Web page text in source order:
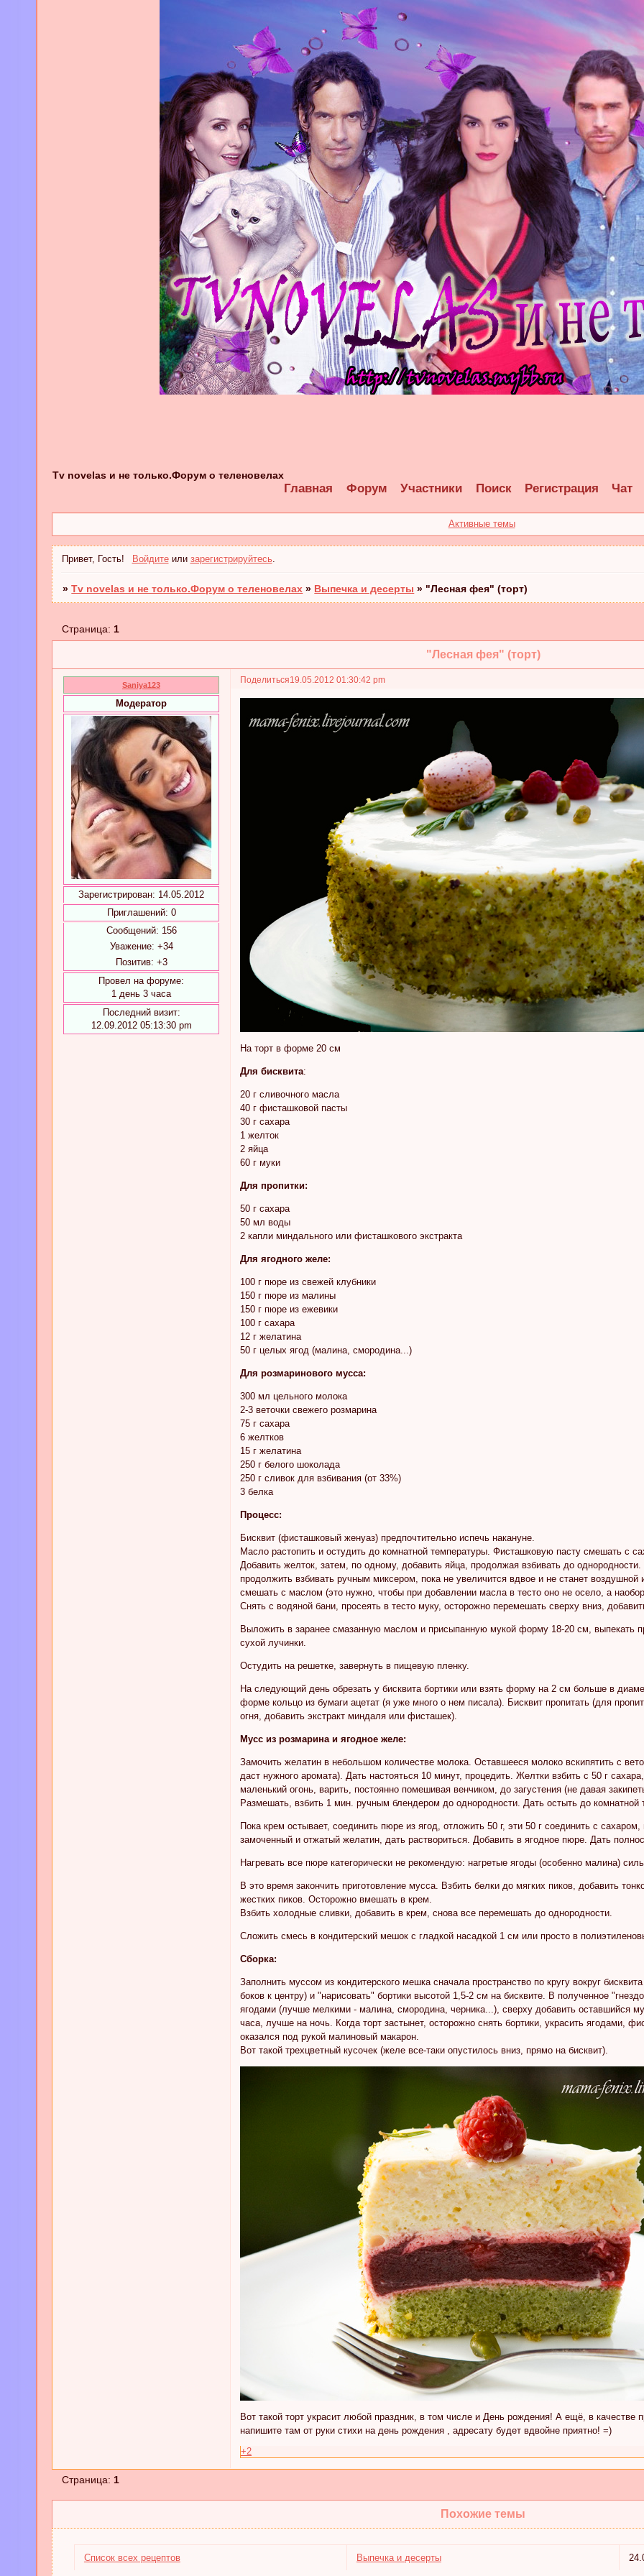
Tv novelas и не только.Форум о теленовелах
Главная Форум Участники Поиск Регистрация Чат
Активные темы
Привет, Гость! Войдитеили зарегистрируйтесь.
»Tv novelas и не только.Форум о теленовелах » Выпечка и десерты » "Лесная фея" (торт)
"Лесная фея" (торт)
Страница:1
Поделиться19.05.2012 01:30:42 pm
Saniya123
Модератор
Зарегистрирован: 14.05.2012
Приглашений: 0
Сообщений: 156
Уважение: +34
Позитив: +3
Провел на форуме:
1 день 3 часа
Последний визит:
12.09.2012 05:13:30 pm
На торт в форме 20 см
Для бисквита:
20 г сливочного масла
40 г фисташковой пасты
30 г сахара
1 желток
2 яйца
60 г муки
Для пропитки:
50 г сахара
50 мл воды
2 капли миндального или фисташкового экстракта
Для ягодного желе:
100 г пюре из свежей клубники
150 г пюре из малины
150 г пюре из ежевики
100 г сахара
12 г желатина
50 г целых ягод (малина, смородина...)
Для розмаринового мусса:
300 мл цельного молока
2-3 веточки свежего розмарина
75 г сахара
6 желтков
15 г желатина
250 г белого шоколада
250 г сливок для взбивания (от 33%)
3 белка
Процесс:
Бисквит (фисташковый женуаз) предпочтительно испечь накануне.
Масло растопить и остудить до комнатной температуры. Фисташковую пасту смешать с
Добавить желток, затем, по одному, добавить яйца, продолжая взбивать до
продолжить взбивать ручным миксером, пока не увеличится вдвое и не станет
смешать с маслом (это нужно, чтобы при добавлении масла в тесто оно не осело, а
Снять с водяной бани, просеять в тесто муку, осторожно перемешать сверху вниз,
Выложить в заранее смазанную маслом и присыпанную мукой форму 18-20 см, выпекать
сухой лучинки.
Остудить на решетке, завернуть в пищевую пленку.
На следующий день обрезать у бисквита бортики или взять форму на 2 см больше в
форме кольцо из бумаги ацетат (я уже много о нем писала). Бисквит пропитать (для
огня, добавить экстракт миндаля или фисташек).
Мусс из розмарина и ягодное желе:
Замочить желатин в небольшом количестве молока. Оставшееся молоко вскипятить с
даст нужного аромата). Дать настояться 10 минут, процедить. Желтки взбить с 50 г
маленький огонь, варить, постоянно помешивая венчиком, до загустения (не давая
Размешать, взбить 1 мин. ручным блендером до однородности. Дать остыть до комнатной
Пока крем остывает, соединить пюре из ягод, отложить 50 г, эти 50 г соединить с
замоченный и отжатый желатин, дать раствориться. Добавить в ягодное пюре. Дать
Нагревать все пюре категорически не рекомендую: нагретые ягоды (особенно малина)
В это время закончить приготовление мусса. Взбить белки до мягких пиков, добавить
жестких пиков. Осторожно вмешать в крем.
Взбить холодные сливки, добавить в крем, снова все перемешать до однородности.
Сложить смесь в кондитерский мешок с гладкой насадкой 1 см или просто в
Сборка:
Заполнить муссом из кондитерского мешка сначала пространство по кругу вокруг
боков к центру) и "нарисовать" бортики высотой 1,5-2 см на бисквите. В полученное
ягодами (лучше мелкими - малина, смородина, черника...), сверху добавить оставшийся
часа, лучше на ночь. Когда торт застынет, осторожно снять бортики, украсить ягодами,
оказался под рукой малиновый макарон.
Вот такой трехцветный кусочек (желе все-таки опустилось вниз, прямо на бисквит).
Вот такой торт украсит любой праздник, в том числе и День рождения! А ещё, в качестве
напишите там от руки стихи на день рождения , адресату будет вдвойне приятно! =)
+2
Страница: 1
Похожие темы
Список всех рецептов Выпечка и десерты